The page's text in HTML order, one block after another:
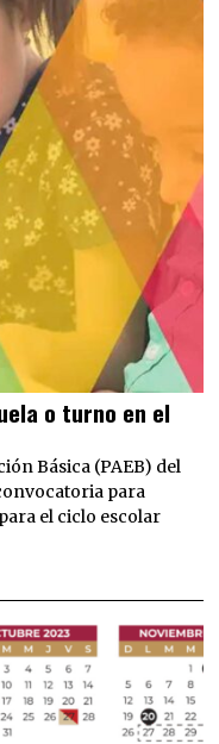
o turno en el
Básica (PAEB) del
para
el ciclo escolar